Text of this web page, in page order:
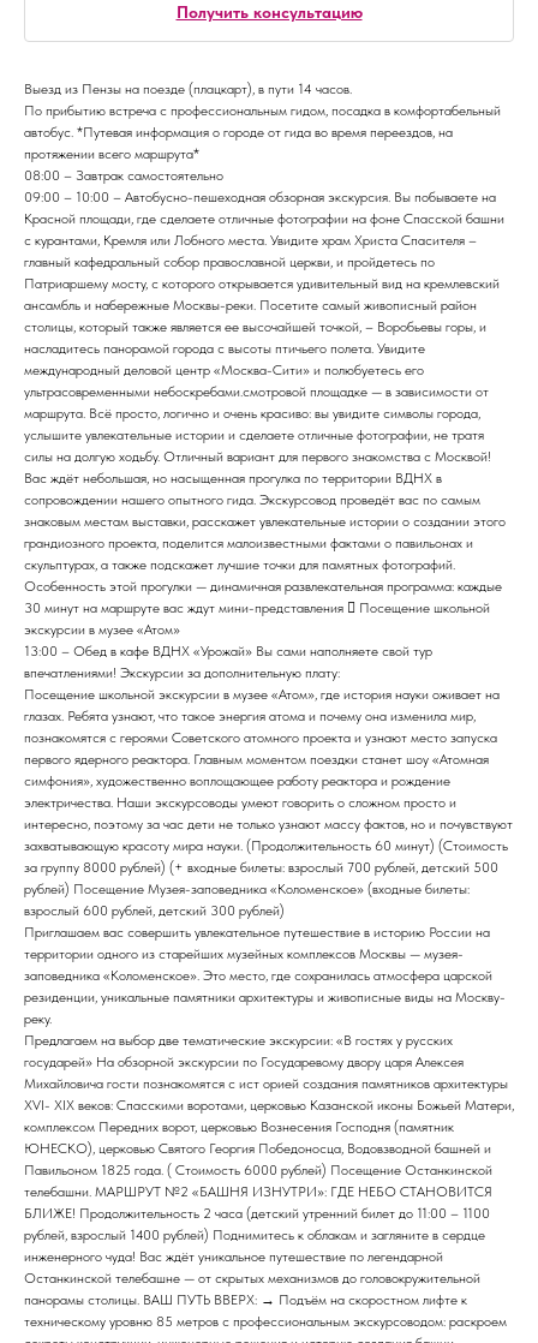
Получить консультацию
Выезд из Пензы на поезде (плацкарт), в пути 14 часов.
По прибытию встреча с профессиональным гидом, посадка в комфортабельный
автобус. *Путевая информация о городе от гида во время переездов, на
протяжении всего маршрута*
08:00 – Завтрак самостоятельно
09:00 – 10:00 – Автобусно-пешеходная обзорная экскурсия. Вы побываете на
Красной площади, где сделаете отличные фотографии на фоне Спасской башни
с курантами, Кремля или Лобного места. Увидите храм Христа Спасителя –
главный кафедральный собор православной церкви, и пройдетесь по
Патриаршему мосту, с которого открывается удивительный вид на кремлевский
ансамбль и набережные Москвы-реки. Посетите самый живописный район
столицы, который также является ее высочайшей точкой, – Воробьевы горы, и
насладитесь панорамой города с высоты птичьего полета. Увидите
международный деловой центр «Москва-Сити» и полюбуетесь его
ультрасовременными небоскребами.смотровой площадке — в зависимости от
маршрута. Всё просто, логично и очень красиво: вы увидите символы города,
услышите увлекательные истории и сделаете отличные фотографии, не тратя
силы на долгую ходьбу. Отличный вариант для первого знакомства с Москвой!
Вас ждёт небольшая, но насыщенная прогулка по территории ВДНХ в
сопровождении нашего опытного гида. Экскурсовод проведёт вас по самым
знаковым местам выставки, расскажет увлекательные истории о создании этого
грандиозного проекта, поделится малоизвестными фактами о павильонах и
скульптурах, а также подскажет лучшие точки для памятных фотографий.
Особенность этой прогулки — динамичная развлекательная программа: каждые
30 минут на маршруте вас ждут мини-представления  Посещение школьной
экскурсии в музее «Атом»
13:00 – Обед в кафе ВДНХ «Урожай» Вы сами наполняете свой тур
впечатлениями! Экскурсии за дополнительную плату:
Посещение школьной экскурсии в музее «Атом», где история науки оживает на
глазах. Ребята узнают, что такое энергия атома и почему она изменила мир,
познакомятся с героями Советского атомного проекта и узнают место запуска
первого ядерного реактора. Главным моментом поездки станет шоу «Атомная
симфония», художественно воплощающее работу реактора и рождение
электричества. Наши экскурсоводы умеют говорить о сложном просто и
интересно, поэтому за час дети не только узнают массу фактов, но и почувствуют
захватывающую красоту мира науки. (Продолжительность 60 минут) (Стоимость
за группу 8000 рублей) (+ входные билеты: взрослый 700 рублей, детский 500
рублей) Посещение Музея-заповедника «Коломенское» (входные билеты:
взрослый 600 рублей, детский 300 рублей)
Приглашаем вас совершить увлекательное путешествие в историю России на
территории одного из старейших музейных комплексов Москвы — музея-
заповедника «Коломенское». Это место, где сохранилась атмосфера царской
резиденции, уникальные памятники архитектуры и живописные виды на Москву-
реку.
Предлагаем на выбор две тематические экскурсии: «В гостях у русских
государей» На обзорной экскурсии по Государевому двору царя Алексея
Михайловича гости познакомятся с ист орией создания памятников архитектуры
ХVI- ХIX веков: Спасскими воротами, церковью Казанской иконы Божьей Матери,
комплексом Передних ворот, церковью Вознесения Господня (памятник
ЮНЕСКО), церковью Святого Георгия Победоносца, Водовзводной башней и
Павильоном 1825 года. ( Стоимость 6000 рублей) Посещение Останкинской
телебашни. МАРШРУТ №2 «БАШНЯ ИЗНУТРИ»: ГДЕ НЕБО СТАНОВИТСЯ
БЛИЖЕ! Продолжительность 2 часа (детский утренний билет до 11:00 – 1100
рублей, взрослый 1400 рублей) Поднимитесь к облакам и загляните в сердце
инженерного чуда! Вас ждёт уникальное путешествие по легендарной
Останкинской телебашне — от скрытых механизмов до головокружительной
панорамы столицы. ВАШ ПУТЬ ВВЕРХ: → Подъём на скоростном лифте к
техническому уровню 85 метров с профессиональным экскурсоводом: раскроем